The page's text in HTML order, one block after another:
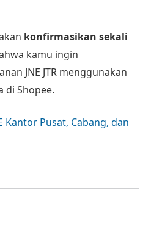
konfirmasikan sekali
kamu ingin
JNE JTR menggunakan
di Shopee.
Kantor Pusat, Cabang, dan